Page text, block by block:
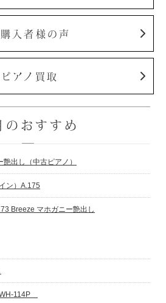
入者様の声
ピアノ買取
のおすすめ
出し（中古ピアノ）
ン）A.175
Breeze マホガニー艶出し
114P